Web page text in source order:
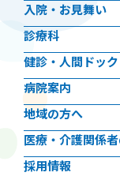
⼊院・お見舞い
診療科
健診・人間ドック
病院案内
地域の方へ
医療・介護関係
採用情報